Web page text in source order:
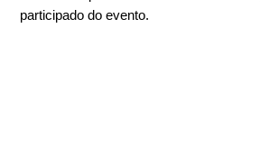
participado do evento.